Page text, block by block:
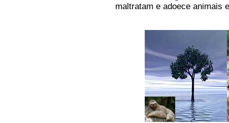
maltratam e adoece animais